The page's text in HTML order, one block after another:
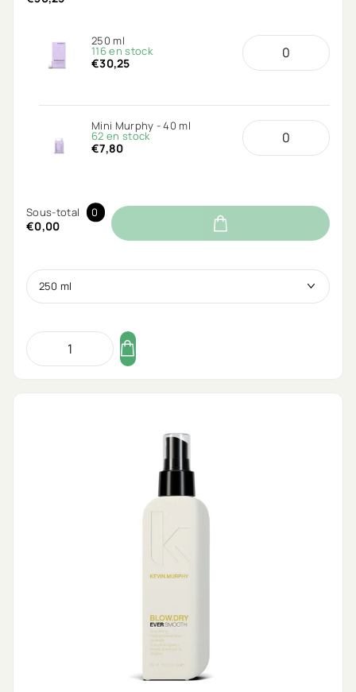
250 ml
116 en stock
€30,25
Mini Murphy - 40 ml
62 en stock
€7,80
Sous-total 0
€0,00